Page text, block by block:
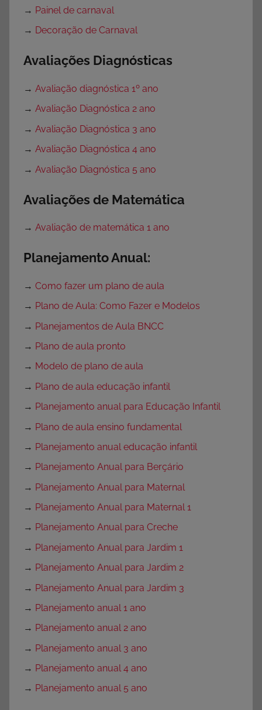
→ Painel de carnaval
→ Decoração de Carnaval
Avaliações Diagnósticas
→ Avaliação diagnóstica 1º ano
→ Avaliação Diagnóstica 2 ano
→ Avaliação Diagnóstica 3 ano
→ Avaliação Diagnóstica 4 ano
→ Avaliação Diagnóstica 5 ano
Avaliações de Matemática
→ Avaliação de matemática 1 ano
Planejamento Anual:
→ Como fazer um plano de aula
→ Plano de Aula: Como Fazer e Modelos
→ Planejamentos de Aula BNCC
→ Plano de aula pronto
→ Modelo de plano de aula
→ Plano de aula educação infantil
→ Planejamento anual para Educação Infantil
→ Plano de aula ensino fundamental
→ Planejamento anual educação infantil
→ Planejamento Anual para Berçário
→ Planejamento Anual para Maternal
→ Planejamento Anual para Maternal 1
→ Planejamento Anual para Creche
→ Planejamento Anual para Jardim 1
→ Planejamento Anual para Jardim 2
→ Planejamento Anual para Jardim 3
→ Planejamento anual 1 ano
→ Planejamento anual 2 ano
→ Planejamento anual 3 ano
→ Planejamento anual 4 ano
→ Planejamento anual 5 ano